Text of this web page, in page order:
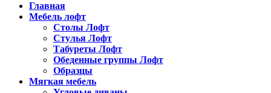
Главная
Мебель лофт
Столы Лофт
Стулья Лофт
Табуреты Лофт
Обеденные группы Лофт
Образцы
Мягкая мебель